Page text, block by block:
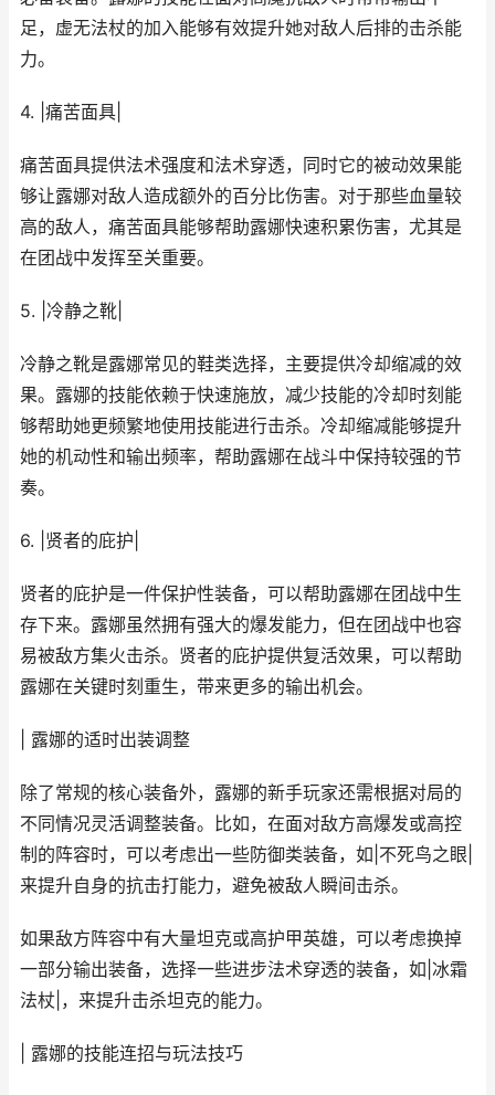
足，虚无法杖的加入能够有效提升她对敌人后排的击杀能
力。
4. |痛苦面具|
痛苦面具提供法术强度和法术穿透，同时它的被动效果能
够让露娜对敌人造成额外的百分比伤害。对于那些血量较
高的敌人，痛苦面具能够帮助露娜快速积累伤害，尤其是
在团战中发挥至关重要。
5. |冷静之靴|
冷静之靴是露娜常见的鞋类选择，主要提供冷却缩减的效
果。露娜的技能依赖于快速施放，减少技能的冷却时刻能
够帮助她更频繁地使用技能进行击杀。冷却缩减能够提升
她的机动性和输出频率，帮助露娜在战斗中保持较强的节
奏。
6. |贤者的庇护|
贤者的庇护是一件保护性装备，可以帮助露娜在团战中生
存下来。露娜虽然拥有强大的爆发能力，但在团战中也容
易被敌方集火击杀。贤者的庇护提供复活效果，可以帮助
露娜在关键时刻重生，带来更多的输出机会。
| 露娜的适时出装调整
除了常规的核心装备外，露娜的新手玩家还需根据对局的
不同情况灵活调整装备。比如，在面对敌方高爆发或高控
制的阵容时，可以考虑出一些防御类装备，如|不死鸟之眼|
来提升自身的抗击打能力，避免被敌人瞬间击杀。
如果敌方阵容中有大量坦克或高护甲英雄，可以考虑换掉
一部分输出装备，选择一些进步法术穿透的装备，如|冰霜
法杖|，来提升击杀坦克的能力。
| 露娜的技能连招与玩法技巧